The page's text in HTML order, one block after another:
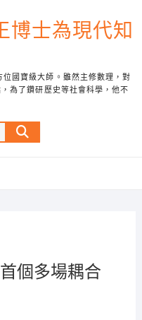
博士為現代知
國寶級大師。雖然主修數理，對
為了鑽研歷史等社會科學，他不
Search
…
個多場耦合